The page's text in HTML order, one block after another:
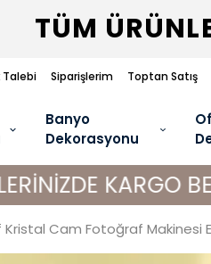
Siparişlerim Toptan Satış
TÜM
Banyo
Dekorasyonu
BEDAVA!
Cam Fotoğraf Makinesi